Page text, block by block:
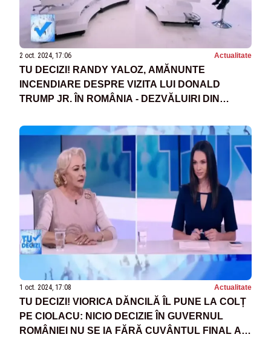
2 oct. 2024, 17:06 Actualitate
TU DECIZI! RANDY YALOZ, AMĂNUNTE
INCENDIARE DESPRE VIZITA LUI DONALD
TRUMP JR. ÎN ROMÂNIA - DEZVĂLUIRI DIN
1 oct. 2024, 17:08 Actualitate
TU DECIZI! VIORICA DĂNCILĂ ÎL PUNE LA COLȚ
PE CIOLACU: NICIO DECIZIE ÎN GUVERNUL
ROMÂNIEI NU SE IA FĂRĂ CUVÂNTUL FINAL AL